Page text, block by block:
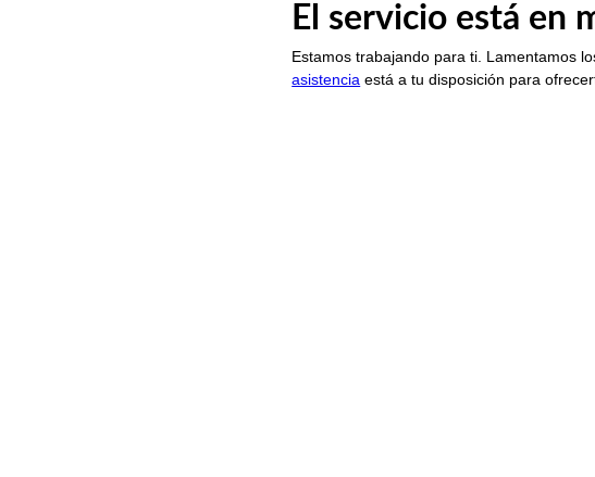
El servicio está en
Estamos trabajando para ti. Lamentamos
asistencia está a tu disposición para